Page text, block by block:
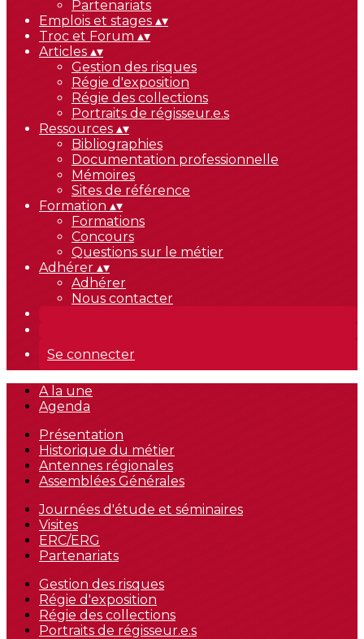
Partenariats
Emplois et stages ▴▾
Troc et Forum ▴▾
Articles ▴▾
Gestion des risques
Régie d'exposition
Régie des collections
Portraits de régisseur.e.s
Ressources ▴▾
Bibliographies
Documentation professionnelle
Mémoires
Sites de référence
Formation ▴▾
Formations
Concours
Questions sur le métier
Adhérer ▴▾
Adhérer
Nous contacter
Se connecter
A la une
Agenda
Présentation
Historique du métier
Antennes régionales
Assemblées Générales
Journées d'étude et séminaires
Visites
ERC/ERG
Partenariats
Gestion des risques
Régie d'exposition
Régie des collections
Portraits de régisseur.e.s